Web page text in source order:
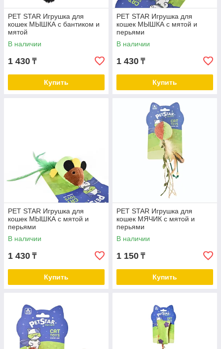
PET STAR Игрушка для
кошек МЫШКА с бантиком и
мятой
В наличии
1 430 ₸
Купить
PET STAR Игрушка для
кошек МЫШКА с мятой и
перьями
В наличии
1 430 ₸
Купить
PET STAR Игрушка для
кошек МЫШКА с мятой и
перьями
В наличии
1 430 ₸
Купить
PET STAR Игрушка для
кошек МЯЧИК с мятой и
перьями
В наличии
1 150 ₸
Купить